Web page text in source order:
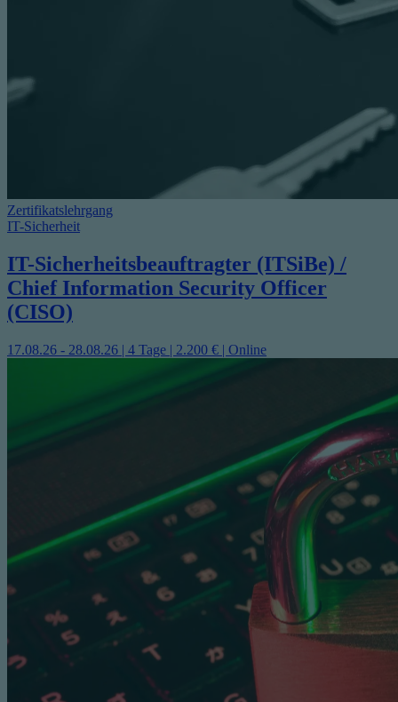
Zertifikatslehrgang
IT-Sicherheit
IT-Sicherheitsbeauftragter (ITSiBe) /
Chief Information Security Officer
(CISO)
17.08.26 - 28.08.26 | 4 Tage | 2.200 € | Online